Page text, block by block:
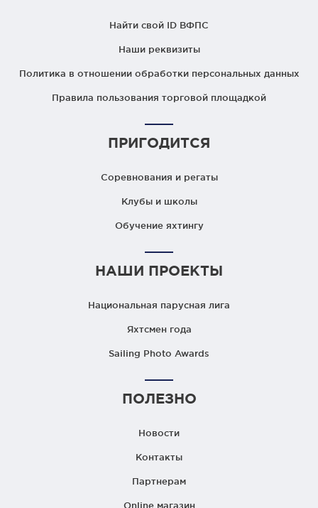
Найти свой ID ВФПС
Наши реквизиты
Политика в отношении обработки персональных данных
Правила пользования торговой площадкой
ПРИГОДИТСЯ
Соревнования и регаты
Клубы и школы
Обучение яхтингу
НАШИ ПРОЕКТЫ
Национальная парусная лига
Яхтсмен года
Sailing Photo Awards
ПОЛЕЗНО
Новости
Контакты
Партнерам
Online магазин